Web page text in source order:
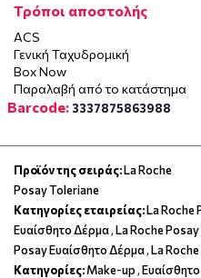
Τρόποι αποστολής
ACS
Γενική Ταχυδρομική
Box Now
Παραλαβή από το κατάστημα
Barcode: 3337875863988
Προϊόν της σειράς:La Roche
Posay Toleriane
Κατηγορίες εταιρείας:La Roche
Ευαίσθητο Δέρμα,La Roche
Posay Ευαίσθητο Δέρμα,La
Κατηγορίες:Make-up,